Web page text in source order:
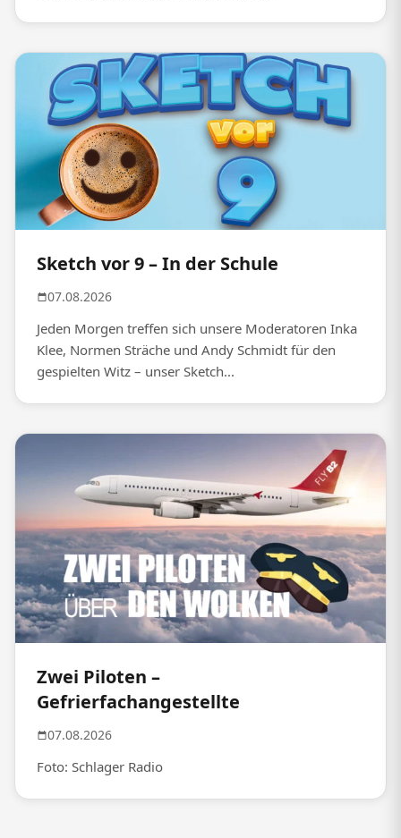
Sketch vor 9 – In der Schule
07.08.2026
Jeden Morgen treffen sich unsere Moderatoren Inka
Klee, Normen Sträche und Andy Schmidt für den
gespielten Witz – unser Sketch...
Zwei Piloten –
Gefrierfachangestellte
07.08.2026
Foto: Schlager Radio